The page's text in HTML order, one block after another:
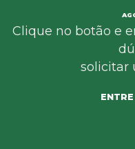
Clique no botão e
solicitar